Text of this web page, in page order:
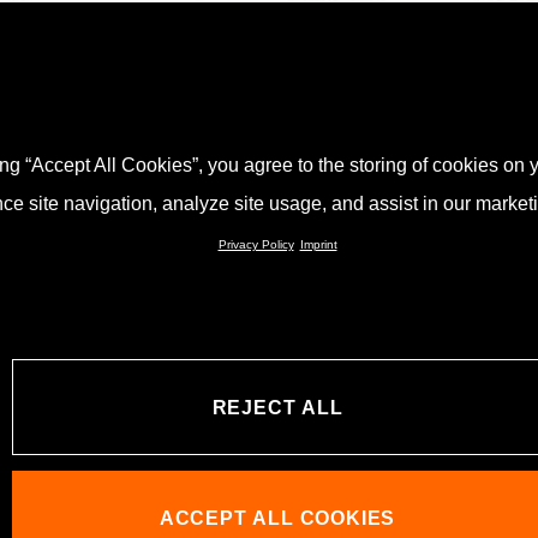
es eigentlich zum KTM-
und
“Accept All Cookies”, you agree to the storing of cookies on
site navigation, analyze site usage, and assist in our
Privacy Policy Imprint
REJECT ALL
ACCEPT ALL COOKIES